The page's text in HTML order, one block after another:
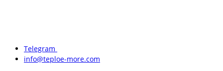
Telegram
info@teploe-more.com